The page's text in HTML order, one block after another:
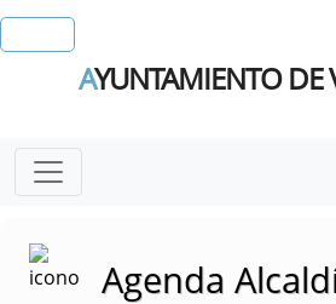
AYUNTAMIENTO DE
Agenda